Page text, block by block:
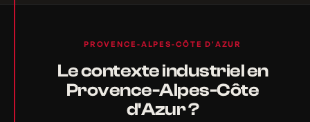
PROVENCE-ALPES-CÔTE D'AZUR
Le contexte industriel en
Provence-Alpes-Côte
d'Azur ?